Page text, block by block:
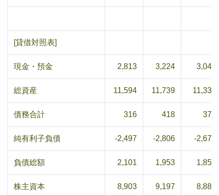
[貸借対照表]
現金・預金 2,813 3,224 3,044
総資産 11,594 11,739 11,333
債務合計 316 418 370
純有利子負債 -2,497 -2,806 -2,674
負債総額 2,101 1,953 1,853
株主資本 8,903 9,197 8,889